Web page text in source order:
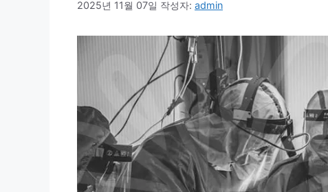
2025년 11월 07일 작성자: admin